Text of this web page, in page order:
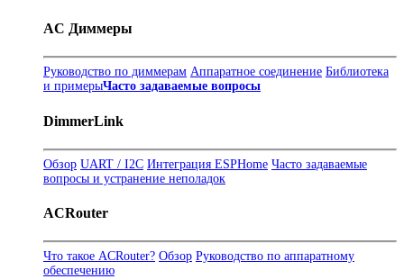
AC Диммеры
Руководство по диммерам Аппаратное соединение Библиотека
и примерыЧасто задаваемые вопросы
DimmerLink
Обзор UART / I2C Интеграция ESPHome Часто задаваемые
вопросы и устранение неполадок
ACRouter
Что такое ACRouter? Обзор Руководство по аппаратному
обеспечению